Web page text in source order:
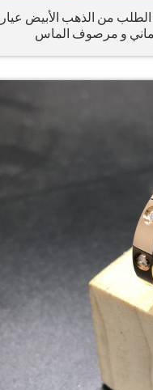
من الذهب الأبيض عيار